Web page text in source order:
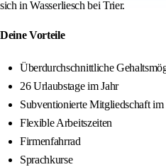
sich in Wasserliesch bei Trier.
Deine Vorteile
Überdurchschnittliche
26 Urlaubstage im Jahr
Subventionierte Mitgliedschaft im
Flexible Arbeitszeiten
Firmenfahrrad
Sprachkurse